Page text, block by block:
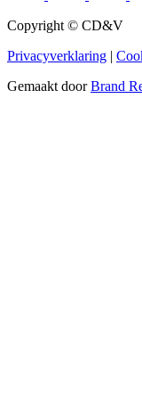
Copyright © CD&V
Privacyverklaring |
Gemaakt doorBrand